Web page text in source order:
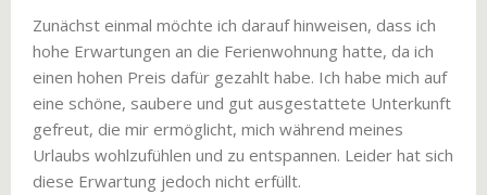
Zunächst einmal möchte ich darauf hinweisen, dass ich
hohe Erwartungen an die Ferienwohnung hatte, da ich
einen hohen Preis dafür gezahlt habe. Ich habe mich auf
eine schöne, saubere und gut ausgestattete Unterkunft
gefreut, die mir ermöglicht, mich während meines
Urlaubs wohlzufühlen und zu entspannen. Leider hat sich
diese Erwartung jedoch nicht erfüllt.